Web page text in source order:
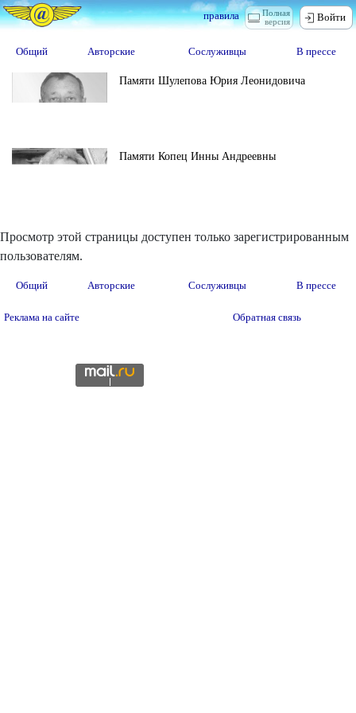
Полная
версия
правила Войти
Общий Авторские Сослуживцы В прессе
Памяти Шулепова Юрия Леонидовича
Памяти Копец Инны Андреевны
Просмотр этой страницы доступен только зарегистрированным
пользователям.
Общий Авторские Сослуживцы В прессе
Реклама на сайте Обратная связь